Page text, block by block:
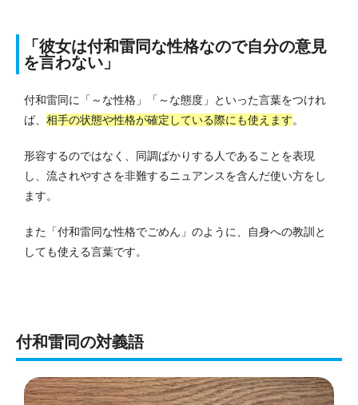
「彼女は付和雷同な性格なので自分の意見
を言わない」
付和雷同に「～な性格」「～な態度」といった言葉をつけれ
ば、 相手の状態や性格が確定している際にも使えます。
形容するのではなく、同調ばかりする人であることを表現
し、流されやすさを非難するニュアンスを含んだ使い方をし
ます。
また「付和雷同な性格でごめん」のように、自身への教訓と
しても使える言葉です。
付和雷同の対義語